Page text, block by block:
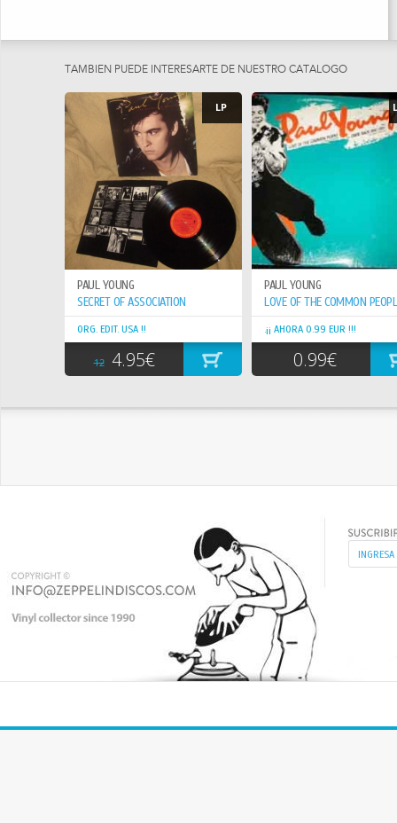
LUEGO EN LA CONOCIDA STREETBAND.
MÁS CONOCIDO E INICIÓ UNA SERIE DE TOURS A LO LARGO DE GRAN
BRETAÑA Y POR EUROPA. HACIA FINALES DEL AÑO 1982, ESTA
BANDA TAMBIÉN SE DISOLVIÓ.
FUE ENTONCES, EN 1983, CUANDO PAUL YOUNG DECIDIÓ
CONVERTIRSE EN CANTANTE SOLISTA Y FIRMÓ CONTRATO CON
CBS/SONY RECORDS.
EL PRIMER SINGLE LANZADO FUE "IRON OUT THE ROUGH SPOTS"
PERO NO TUVO DEMASIADO ÉXITO A PESAR DEL APOYO DE LAS
RADIOS BRITÁNICAS. EL ÉXITO VINO FINALMENTE CON EL TEMA
"WHEREVER I LAY MY HAT", EL CUAL OBTUVO EL PRIMER PUESTO DEL
CHART DURANTE TODO EL VERANO DE 1983.
EL ALBUM "NO PARLEZ" EMPUJÓ A PAUL YOUNG Y A SU BANDA, THE
ROYAL FAMILY, A LA CIMA DE LOS CHARTS.
SE HIZO FAMOSO A NIVEL MUNDIAL CON EL TEMA "COME BACK &
STAY" Y DURANTE EL RODAJE DEL VIDEO DE ESTE TEMA CONOCIÓ A
EN 1987 , DURANTE LA GRABACIÓN DE SU TERCER ALBUM, CONOCIÓ
DUANTE EL AÑO 1992 ESTUVO DE GIRA Y ESTA CULMINÓ EN EL
CONCIERTO TRIBUTO A FREDDIE MERCURY, CANTANDO "RADIO GAGA".
EN 1993 LANZÓ EL DISCO "THE CROSSING". EN 1994 NACIÓ SU
SEGUNDA HIJA, LAYLA. DURANTE 1995 FORMÓ PARTE DE VARIOS
FESTIVALES DE MÚSICA EN EUROPA Y DE UN TOUR EN FRANCIA.
EN 1996 NACIÓ SU HIJO VARÓN, GRADY-COLE
TAMBIEN PUEDE INTERESARTE DE NUESTRO CATÁLOGO
LP
PAUL YOUNG
SECRET OF ASSOCIATION
ORG. EDIT. USA !!
12 4.95€
PAUL YOUNG
LOVE OF THE COMMON
.¡¡ AHORA 0.99 EUR !!!
0.99€